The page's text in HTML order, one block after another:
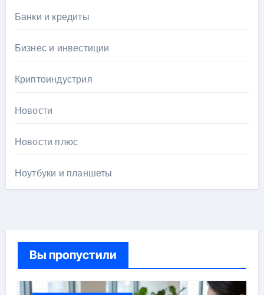
Банки и кредиты
Бизнес и инвестиции
Криптоиндустрия
Новости
Новости плюс
Ноутбуки и планшеты
Вы пропустили